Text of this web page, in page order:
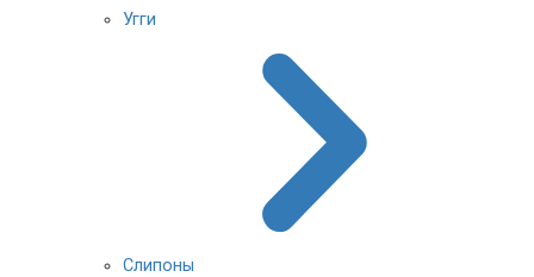
Угги
Слипоны